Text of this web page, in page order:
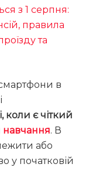
з 1 серпня:
правила
та
в
коли є чіткий
навчання. В
або
у початковій